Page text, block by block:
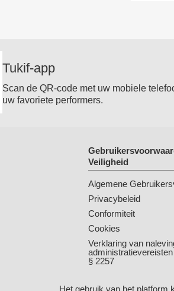
Tukif-app
Scan de QR-code met uw mobiele
uw favoriete performers.
Veiligheid
Algemene
Privacybeleid
Conformiteit
Cookies
Verklaring van
§ 2257
Het gebruik van het platform